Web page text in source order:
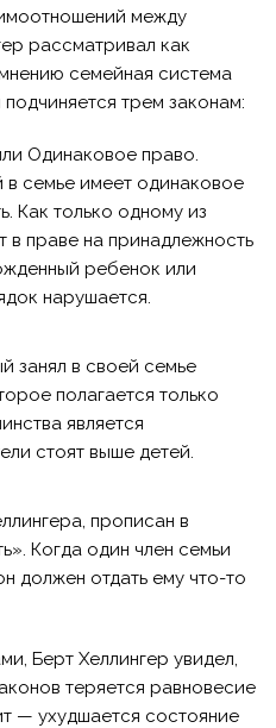
между
рассматривал как
семейная система
трем законам:
Одинаковое право.
в семье имеет одинаковое
Как только одному из
в праве на принадлежность
ребенок или
нарушается.
занял в своей семье
полагается только
является
стоят выше детей.
прописан в
Когда один член семьи
должен отдать ему что-то
Берт Хеллингер увидел,
теряется равновесие
— ухудшается состояние